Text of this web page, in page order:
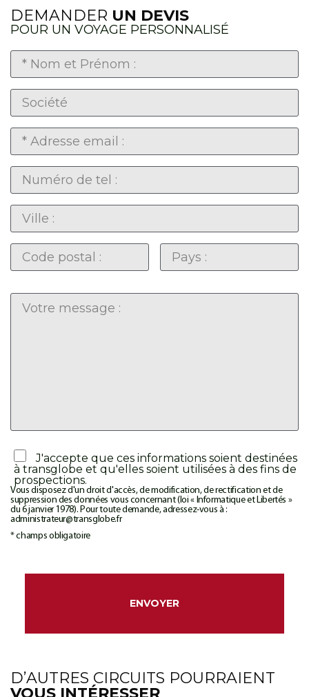
DEMANDER UN DEVIS
POUR UN VOYAGE PERSONNALISÉ
J'accepte que ces informations soient destinées
à transglobe et qu'elles soient utilisées à des fins de
prospections.
Vous disposez d'un droit d'accès, de modification, de rectification et de
suppression des données vous concernant (loi « Informatique et Libertés »
du 6 janvier 1978). Pour toute demande, adressez-vous à :
administrateur@transglobe.fr
* champs obligatoire
D’AUTRES CIRCUITS POURRAIENT
VOUS INTÉRESSER